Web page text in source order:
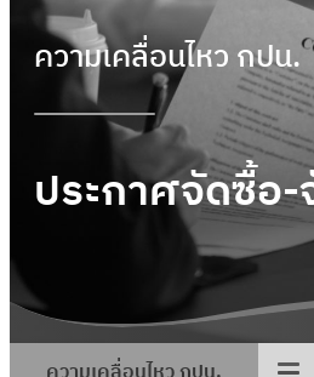
ความเคลื่อนไหว กปน.
ประกาศจัดซื้อ-